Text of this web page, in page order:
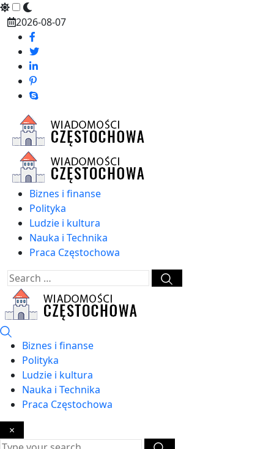
Skip
content
2026-08-07
Biznes i finanse
Polityka
Ludzie i kultura
Nauka i Technika
Praca Częstochowa
Biznes i finanse
Polityka
Ludzie i kultura
Nauka i Technika
Praca Częstochowa
×